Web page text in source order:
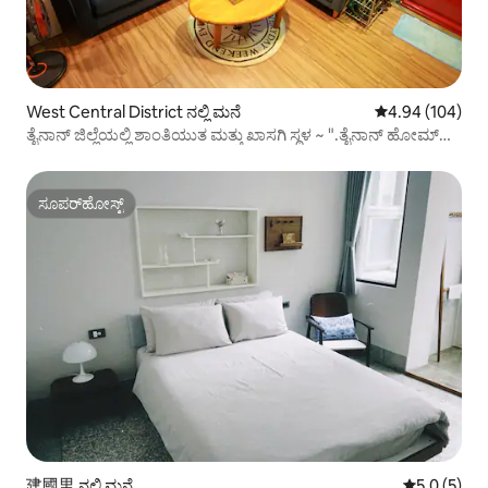
West Central District ನಲ್ಲಿ ಮನೆ 5 ರಲ್ಲಿ 4.94
4.94 (104)
ತೈನಾನ್ ಜಿಲ್ಲೆಯಲ್ಲಿ ಶಾಂತಿಯುತ ಮತ್ತು ಖಾಸಗಿ ಸ್ಥಳ ~ ".ತೈನಾನ್ ಹೋಮ್‌ಸ್ಟೇ
ರೂಮ್
ಸೂಪರ್‌ಹೋಸ್ಟ್
ಸೂಪರ್‌ಹೋಸ್ಟ್